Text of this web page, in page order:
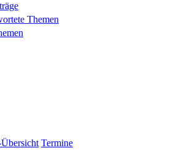
Themen
Termine